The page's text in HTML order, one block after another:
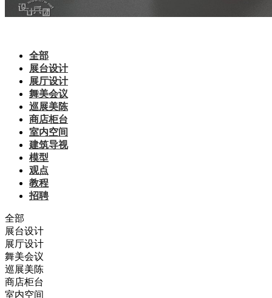
全部
展台设计
展厅设计
舞美会议
巡展美陈
商店柜台
室内空间
建筑导视
模型
观点
教程
招聘
全部
展台设计
展厅设计
舞美会议
巡展美陈
商店柜台
室内空间